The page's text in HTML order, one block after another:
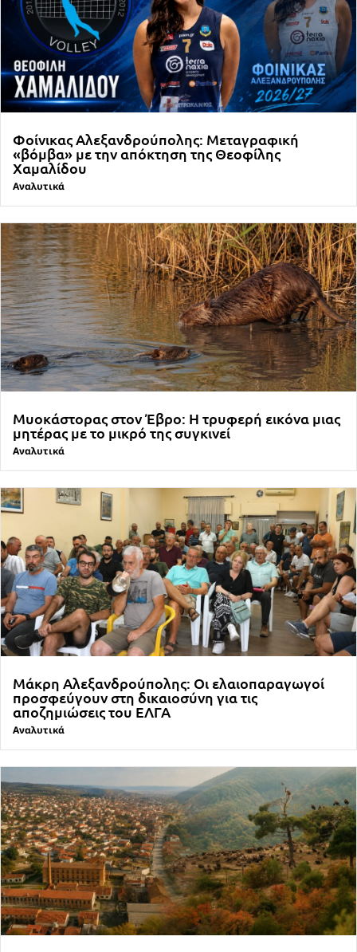
Φοίνικας Αλεξανδρούπολης: Μεταγραφική
«βόμβα» με την απόκτηση της Θεοφίλης
Χαμαλίδου
Αναλυτικά
Μυοκάστορας στον Έβρο: Η τρυφερή εικόνα μιας
μητέρας με το μικρό της συγκινεί
Αναλυτικά
Μάκρη Αλεξανδρούπολης: Οι ελαιοπαραγωγοί
προσφεύγουν στη δικαιοσύνη για τις
αποζημιώσεις του ΕΛΓΑ
Αναλυτικά